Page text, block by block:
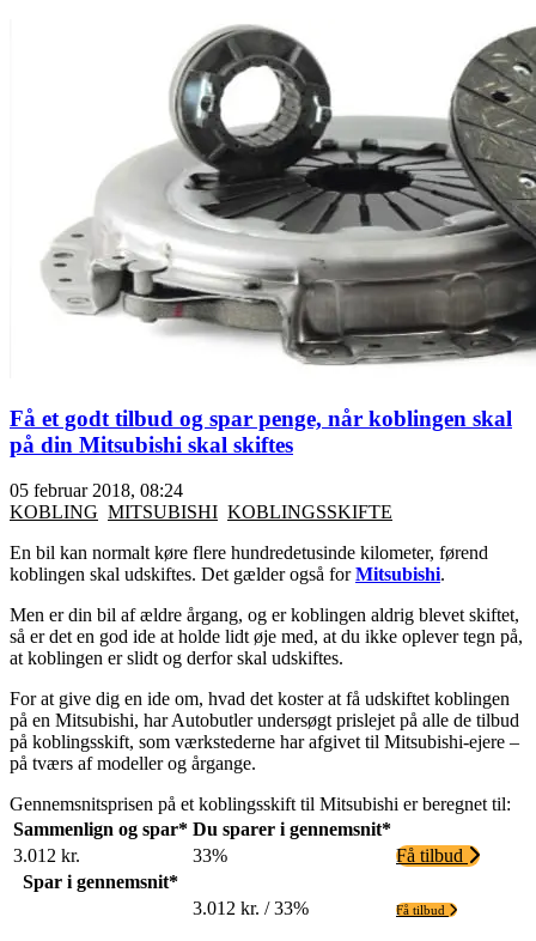
Få et godt tilbud og spar penge, når koblingen skal
på din Mitsubishi skal skiftes
05 februar 2018, 08:24
KOBLING MITSUBISHI KOBLINGSSKIFTE
En bil kan normalt køre flere hundredetusinde kilometer, førend
koblingen skal udskiftes. Det gælder også forMitsubishi.
Men er din bil af ældre årgang, og er koblingen aldrig blevet skiftet,
så er det en god ide at holde lidt øje med, at du ikke oplever tegn på,
at koblingen er slidt og derfor skal udskiftes.
For at give dig en ide om, hvad det koster at få udskiftet koblingen
på en Mitsubishi, har Autobutler undersøgt prislejet på alle de tilbud
på koblingsskift, som værkstederne har afgivet til Mitsubishi-ejere –
på tværs af modeller og årgange.
Gennemsnitsprisen på et koblingsskift til Mitsubishi er beregnet til:
Sammenlign og spar* Du sparer i gennemsnit*
3.012 kr.
33%
Få tilbud
Spar i gennemsnit*
3.012 kr. / 33%
Få tilbud